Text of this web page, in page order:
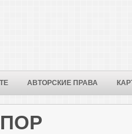
АВТОРСКИЕ ПРАВА